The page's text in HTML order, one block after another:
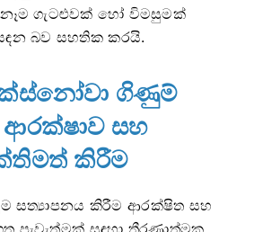
ගැටළුවක් හෝ විමසුමක්
බව සහතික කරයි.
ගිණුම්
ආරක්ෂාව සහ
කිරීම
සත්‍යාපනය කිරීම ආරක්ෂිත සහ
පැවැත්මක් සඳහා තීරණාත්මක